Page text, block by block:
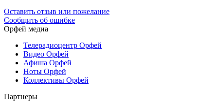
Оставить отзыв или пожелание
Сообщить об ошибке
Орфей медиа
Телерадиоцентр Орфей
Видео Орфей
Афиша Орфей
Ноты Орфей
Коллективы Орфей
Партнеры